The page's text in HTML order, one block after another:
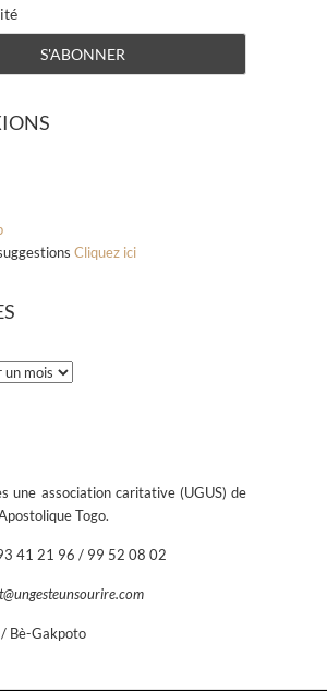
Cliquez ici
une association caritative (UGUS) de
Togo.
41 21 96 / 99 52 08 02
/ Bè-Gakpoto